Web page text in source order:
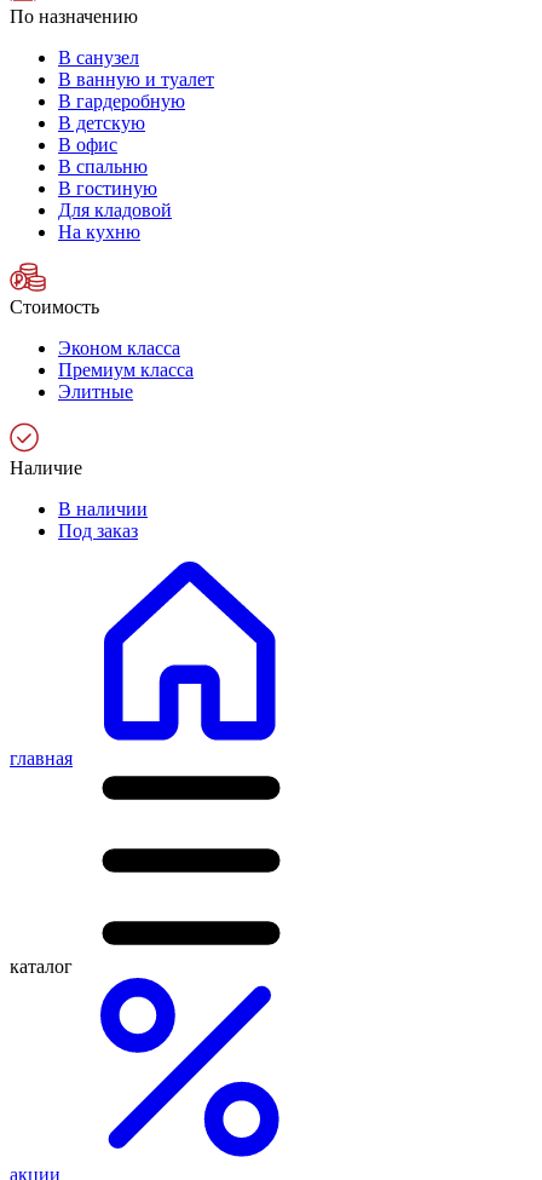
По назначению
В санузел
В ванную и туалет
В гардеробную
В детскую
В офис
В спальню
В гостиную
Для кладовой
На кухню
Стоимость
Эконом класса
Премиум класса
Элитные
Наличие
В наличии
Под заказ
главная
каталог
акции